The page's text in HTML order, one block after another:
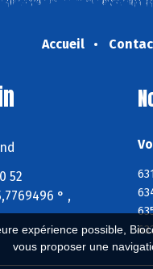
expérience possible,
vous proposer une
Accueil
52
° ,